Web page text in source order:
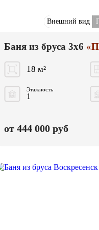
Внешний вид
Баня из бруса 3x6
18 м²
Этажность
1
от 444 000 руб